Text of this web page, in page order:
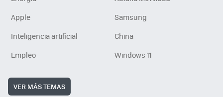
Apple
Samsung
Inteligencia artificial
China
Empleo
Windows 11
VER MÁS TEMAS